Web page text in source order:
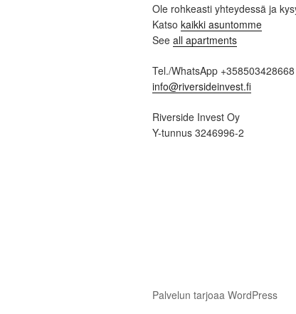
Ole rohkeasti yhteydessä ja
Katso kaikki asuntomme
See all apartments
Tel./WhatsApp +358503428668
info@riversideinvest.fi
Riverside Invest Oy
Y-tunnus 3246996-2
Palvelun tarjoaa WordPress